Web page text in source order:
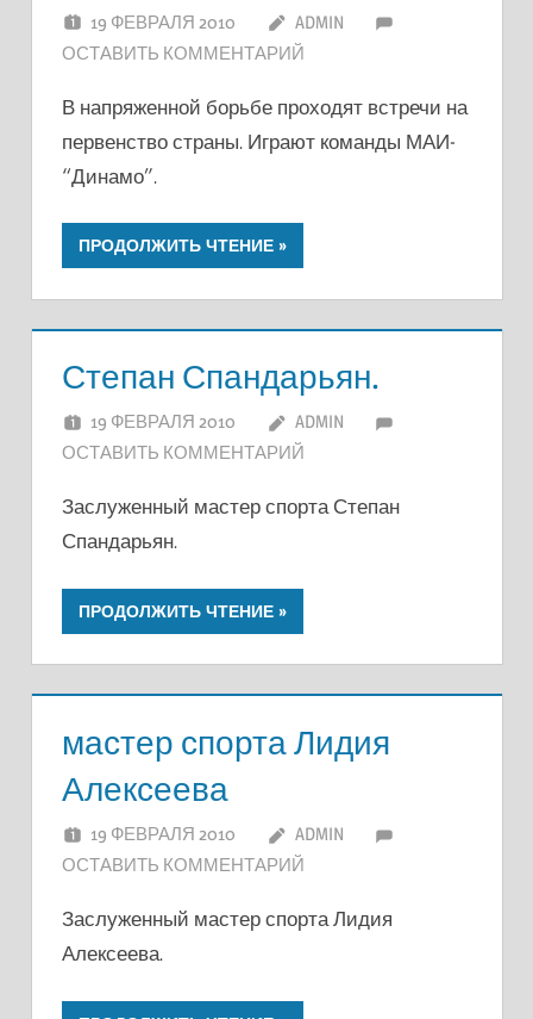
19 ФЕВРАЛЯ 2010
ADMIN
ОСТАВИТЬ КОММЕНТАРИЙ
В напряженной борьбе проходят встречи на
первенство страны. Играют команды МАИ-
“Динамо”.
ПРОДОЛЖИТЬ ЧТЕНИЕ
Степан Спандарьян.
19 ФЕВРАЛЯ 2010
ADMIN
ОСТАВИТЬ КОММЕНТАРИЙ
Заслуженный мастер спорта Степан
Спандарьян.
ПРОДОЛЖИТЬ ЧТЕНИЕ
мастер спорта Лидия
Алексеева
19 ФЕВРАЛЯ 2010
ADMIN
ОСТАВИТЬ КОММЕНТАРИЙ
Заслуженный мастер спорта Лидия
Алексеева.